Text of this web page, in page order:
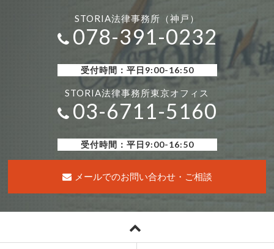
STORIA法律事務所（神戸）
078-391-0232
受付時間：平日9:00-16:50
STORIA法律事務所東京オフィス
03-6711-5160
受付時間：平日9:00-16:50
メールでのお問い合わせ・ご相談